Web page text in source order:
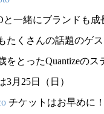
と一緒にブランドも成
たくさんの話題のゲ
をとったQuantizeの
3月25日（日）
チケットはお早めに！